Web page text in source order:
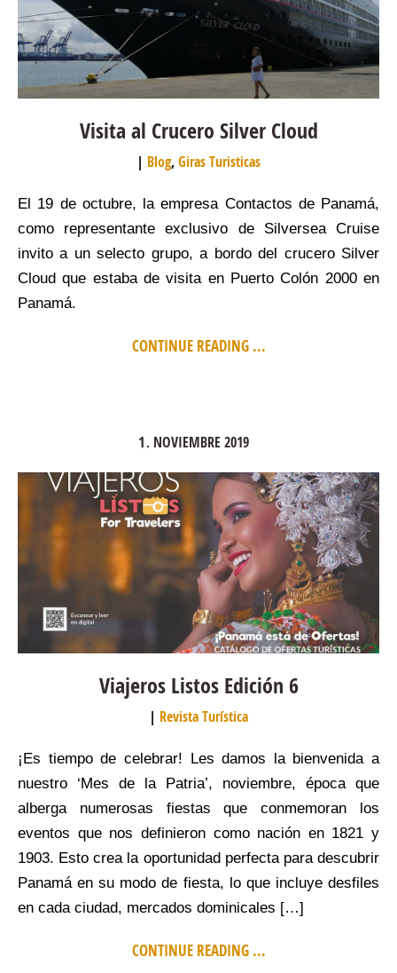
Visita al Crucero Silver Cloud
Blog,Giras Turisticas
El 19 de octubre, la empresa Contactos de Panamá,
como representante exclusivo de Silversea Cruise
invito a un selecto grupo, a bordo del crucero Silver
Cloud que estaba de visita en Puerto Colón 2000 en
Panamá.
CONTINUE READING ...
1. NOVIEMBRE2019
Viajeros Listos Edición 6
Revista Turística
¡Es tiempo de celebrar! Les damos la bienvenida a
nuestro ‘Mes de la Patria’, noviembre, época que
alberga numerosas fiestas que conmemoran los
eventos que nos definieron como nación en 1821 y
1903. Esto crea la oportunidad perfecta para descubrir
Panamá en su modo de fiesta, lo que incluye desfiles
en cada ciudad, mercados dominicales […]
CONTINUE READING ...